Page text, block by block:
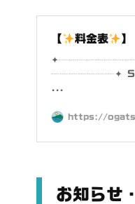
【 料金表 】
┈┈┈┈┈┈┈✦ SUP
...
https://
お知らせ